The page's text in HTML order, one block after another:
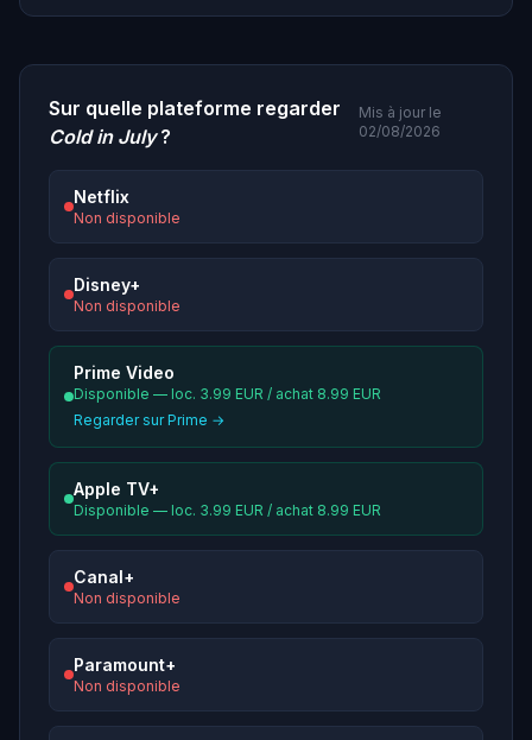
Sur quelle plateforme regarder
Cold in July?
Mis à jour le
02/08/2026
Netflix
Non disponible
Disney+
Non disponible
Prime Video
Disponible — loc. 3.99 EUR / achat 8.99 EUR
Regarder sur Prime →
Apple TV+
Disponible — loc. 3.99 EUR / achat 8.99 EUR
Canal+
Non disponible
Paramount+
Non disponible